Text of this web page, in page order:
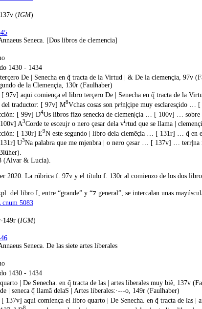
(IGM)
Seneca. [Dos libros de clemencia]
1430 - 1434
De | Senecha en q̃ tracta de la Virtud | & De la clemençia, 97v
de la Clemençia, 130r (Faulhaber)
97v] aqui comiença el libro terçero De | Senecha en q̃ tracta de la
del traductor: [ 97v] M8Vchas cosas son prin|çipe muy esclaresçido …
[ 99v] D4Os libros fizo senecka de clemen|çia … [ 100v] … sobre
A3Corde te esceujr o nero çesar dela virtud que se llama |
[ 130r] E9N este segundo | libro dela clemẽçia … [ 131r] … q̃ en
U3Na palabra que me mjenbra | o nero çesar … [ 137v] … terr|na
(Alvar & Lucía).
2020: La rúbrica f. 97v y el título f. 130r al comienzo de los dos
del libro I, entre “grande” y “⁊ general”, se intercalan unas
cnum 5083
149r (IGM)
Seneca. De las siete artes liberales
1430 - 1434
| De Senecha. en q̃ tracta de las | artes liberales muy biẽ, 137v
| seneca q̃ llamã delaS | Artes liberales:·---o, 149r (Faulhaber)
137v] aqui comiença el libro quarto | De Senecha. en q̃ tracta de las |
8